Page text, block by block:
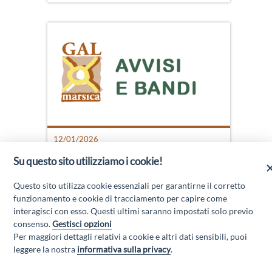
12/01/2026
UN ALBO DELLE RISORSE UMANE
Su questo sito utilizziamo i cookie!
Questo sito utilizza cookie essenziali per garantirne il corretto
funzionamento e cookie di tracciamento per capire come
interagisci con esso. Questi ultimi saranno impostati solo previo
consenso.Gestisci opzioni
Per maggiori dettagli relativi a cookie e altri dati sensibili, puoi
leggere la nostra informativa sulla privacy.